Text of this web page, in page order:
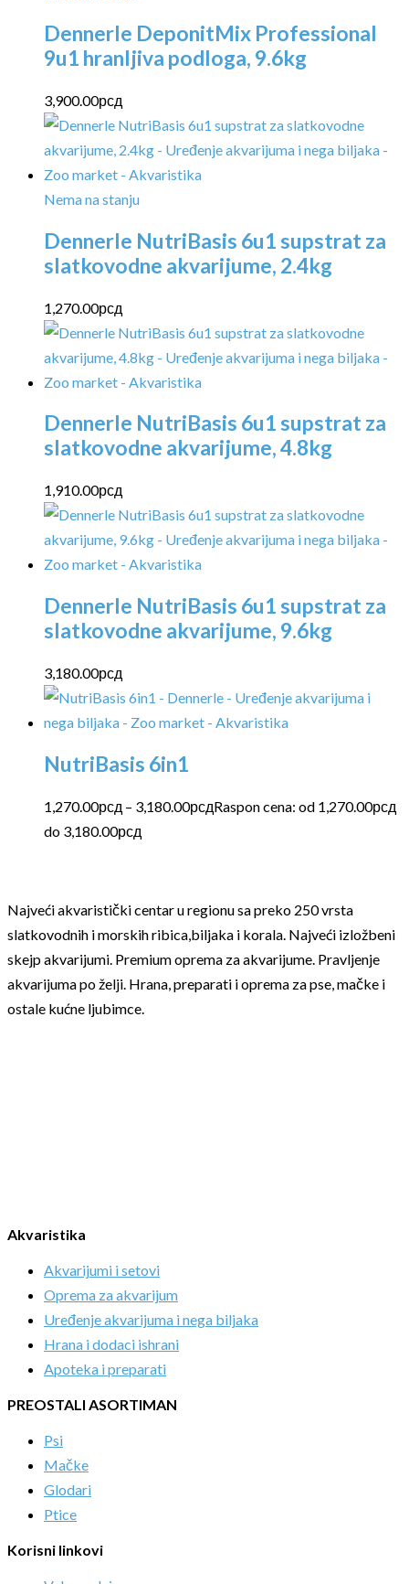
Dennerle DeponitMix Professional
9u1 hranljiva podloga, 9.6kg
3,900.00рсд
Nema na stanju
Dennerle NutriBasis 6u1 supstrat za
slatkovodne akvarijume, 2.4kg
1,270.00рсд
Dennerle NutriBasis 6u1 supstrat za
slatkovodne akvarijume, 4.8kg
1,910.00рсд
Dennerle NutriBasis 6u1 supstrat za
slatkovodne akvarijume, 9.6kg
3,180.00рсд
NutriBasis 6in1
1,270.00рсд – 3,180.00рсдRaspon cena: od 1,270.00рсд
do 3,180.00рсд
Najveći akvaristički centar u regionu sa preko 250 vrsta
slatkovodnih i morskih ribica,biljaka i korala. Najveći izložbeni
skejp akvarijumi. Premium oprema za akvarijume. Pravljenje
akvarijuma po želji. Hrana, preparati i oprema za pse, mačke i
ostale kućne ljubimce.
Akvaristika
Akvarijumi i setovi
Oprema za akvarijum
Uređenje akvarijuma i nega biljaka
Hrana i dodaci ishrani
Apoteka i preparati
PREOSTALI ASORTIMAN
Psi
Mačke
Glodari
Ptice
Korisni linkovi